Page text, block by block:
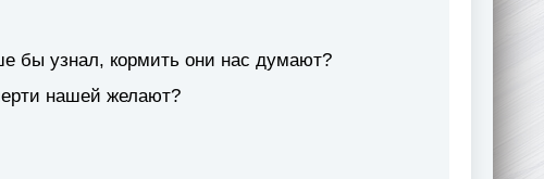
бы узнал, кормить они нас думают?
нашей желают?